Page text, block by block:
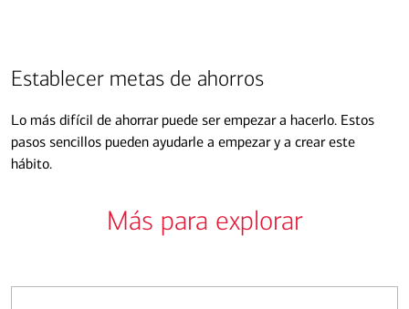
Transcripción
Establecer metas de ahorros
Lo más difícil de ahorrar puede ser empezar a hacerlo. Estos
pasos sencillos pueden ayudarle a empezar y a crear este
hábito.
Más para explorar